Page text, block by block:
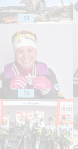
54
59